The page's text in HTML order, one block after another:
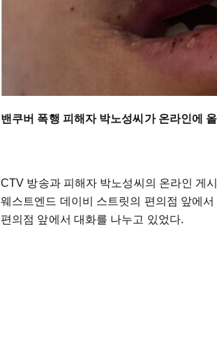
밴쿠버 폭행 피해자 박노성씨가 온라인에
CTV 방송과 피해자 박노성씨의 온라인 게
웨스트엔드 데이비 스트릿의 편의점 앞에
편의점 앞에서 대화를 나누고 있었다.